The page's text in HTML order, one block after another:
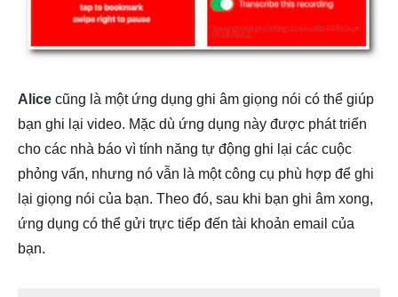
Alice cũng là một ứng dụng ghi âm giọng nói có thể giúp
bạn ghi lại video. Mặc dù ứng dụng này được phát triển
cho các nhà báo vì tính năng tự động ghi lại các cuộc
phỏng vấn, nhưng nó vẫn là một công cụ phù hợp để ghi
lại giọng nói của bạn. Theo đó, sau khi bạn ghi âm xong,
ứng dụng có thể gửi trực tiếp đến tài khoản email của
bạn.